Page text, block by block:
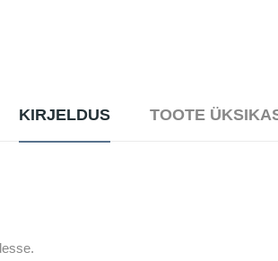
KIRJELDUS TOOTE